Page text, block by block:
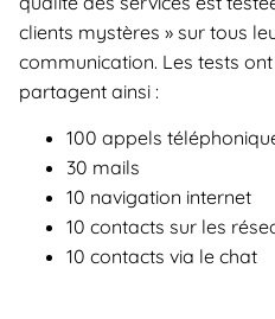
clients mystères » sur tous
communication. Les tests
partagent ainsi :
100 appels
30 mails
10 navigation internet
10 contacts sur les
10 contacts via le chat